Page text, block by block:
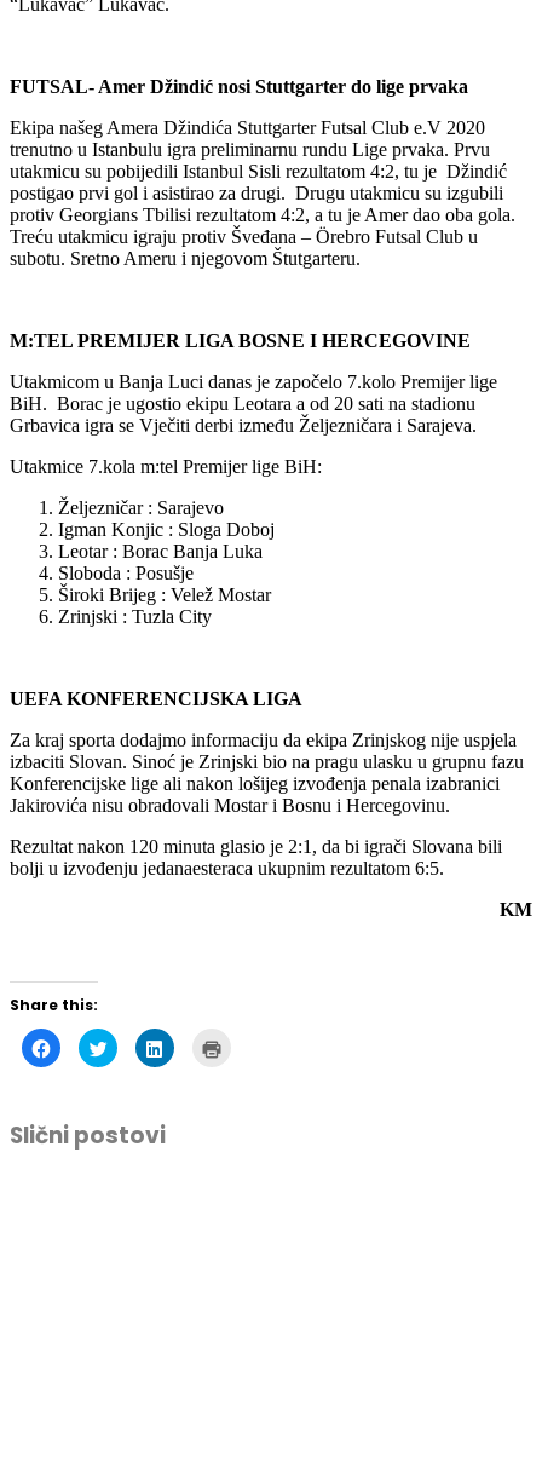
“Lukavac” Lukavac.
FUTSAL- Amer Džindić nosi Stuttgarter do lige prvaka
Ekipa našeg Amera Džindića Stuttgarter Futsal Club e.V 2020
trenutno u Istanbulu igra preliminarnu rundu Lige prvaka. Prvu
utakmicu su pobijedili Istanbul Sisli rezultatom 4:2, tu je Džindić
postigao prvi gol i asistirao za drugi. Drugu utakmicu su izgubili
protiv Georgians Tbilisi rezultatom 4:2, a tu je Amer dao oba gola.
Treću utakmicu igraju protiv Šveđana – Örebro Futsal Club u
subotu. Sretno Ameru i njegovom Štutgarteru.
M:TEL PREMIJER LIGA BOSNE I HERCEGOVINE
Utakmicom u Banja Luci danas je započelo 7.kolo Premijer lige
BiH. Borac je ugostio ekipu Leotara a od 20 sati na stadionu
Grbavica igra se Vječiti derbi između Željezničara i Sarajeva.
Utakmice 7.kola m:tel Premijer lige BiH:
Željezničar : Sarajevo
Igman Konjic : Sloga Doboj
Leotar : Borac Banja Luka
Sloboda : Posušje
Široki Brijeg : Velež Mostar
Zrinjski : Tuzla City
UEFA KONFERENCIJSKA LIGA
Za kraj sporta dodajmo informaciju da ekipa Zrinjskog nije uspjela
izbaciti Slovan. Sinoć je Zrinjski bio na pragu ulasku u grupnu fazu
Konferencijske lige ali nakon lošijeg izvođenja penala izabranici
Jakirovića nisu obradovali Mostar i Bosnu i Hercegovinu.
Rezultat nakon 120 minuta glasio je 2:1, da bi igrači Slovana bili
bolji u izvođenju jedanaesteraca ukupnim rezultatom 6:5.
KM
Share this:
Click
to
share
in
new
Click
to
share
in
new
Click
to
Slični postovi